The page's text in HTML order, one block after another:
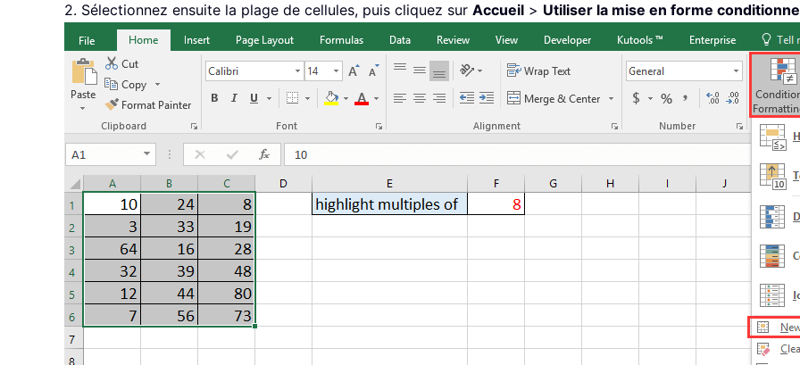
2. Sélectionnez ensuite la plage de cellules, puis cliquez sur Accueil > Utiliser la mise en forme